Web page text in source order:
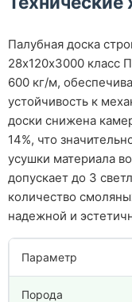
Палубная доска
28х120х3000 класс
600 кг/м,
устойчивость к
доски снижена
14%, что
усушки материала
допускает до 3
количество
надежной и
Параметр
Порода